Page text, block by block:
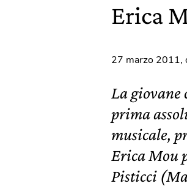
Erica
27 marzo 2011,
La
prima
musicale,
Erica Mou
Pisticci